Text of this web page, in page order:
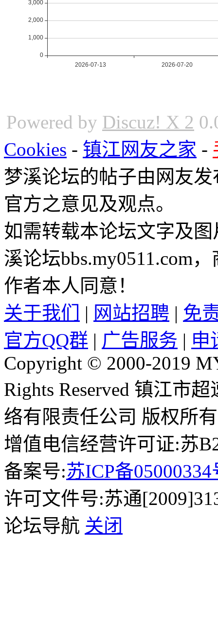
Powered by Discuz! X 2
Cookies - 镇江网友之家 -
梦溪论坛的帖子由网友
官方之意见及观点。
如需转载本论坛文字及
溪论坛bbs.my0511.com
作者本人同意！
关于我们
| 网站招聘 | 免
官方QQ群 | 广告服务 | 申
Copyright © 2000-2019
Rights Reserved 镇江市
络有限责任公司 版权所有
增值电信经营许可证:苏
备案号:苏ICP备05000334
许可文件号:苏通
论坛导航 关闭